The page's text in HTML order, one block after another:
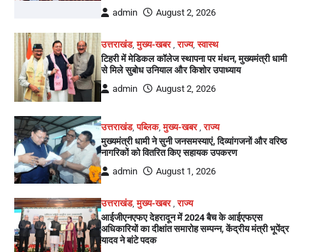
admin
August 2, 2026
उत्तराखंड,मुख्य-खबर,राज्य,स्वास्थ
टिहरी में मेडिकल कॉलेज स्थापना पर मंथन, मुख्यमंत्री धामी
से मिले सुबोध उनियाल और किशोर उपाध्याय
admin
August 2, 2026
उत्तराखंड,पब्लिक,मुख्य-खबर,राज्य
मुख्यमंत्री धामी ने सुनी जनसमस्याएं, दिव्यांगजनों और वरिष्ठ
नागरिकों को वितरित किए सहायक उपकरण
admin
August 1, 2026
उत्तराखंड,मुख्य-खबर ,राज्य
आईजीएनएफए देहरादून में 2024 बैच के आईएफएस
अधिकारियों का दीक्षांत समारोह सम्पन्न, केंद्रीय मंत्री भूपेंद्र
यादव ने बांटे पदक